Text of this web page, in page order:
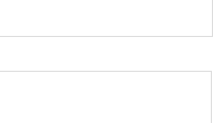
